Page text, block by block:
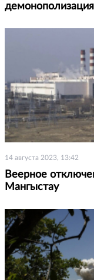
14 августа 2023, 13:42
Веерное
Мангыстау